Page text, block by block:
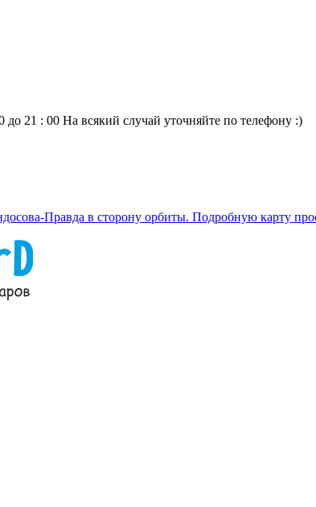
до 21 : 00 На всякий случай уточняйте по телефону :)
Правда в сторону орбиты. Подробную карту